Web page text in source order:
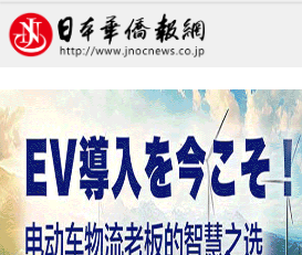
创业东营·共赢未来